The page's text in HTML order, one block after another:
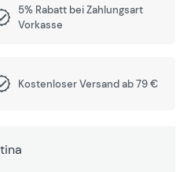
5% Rabatt bei Zahlungsart
Vorkasse
Kostenloser Versand ab 79 €